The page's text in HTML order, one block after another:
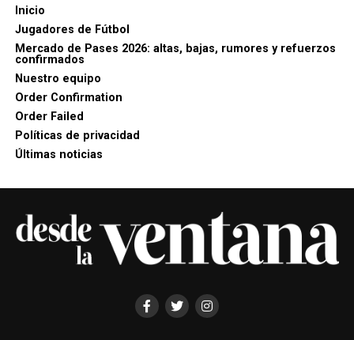
Inicio
Jugadores de Fútbol
Mercado de Pases 2026: altas, bajas, rumores y refuerzos
confirmados
Nuestro equipo
Order Confirmation
Order Failed
Políticas de privacidad
Últimas noticias